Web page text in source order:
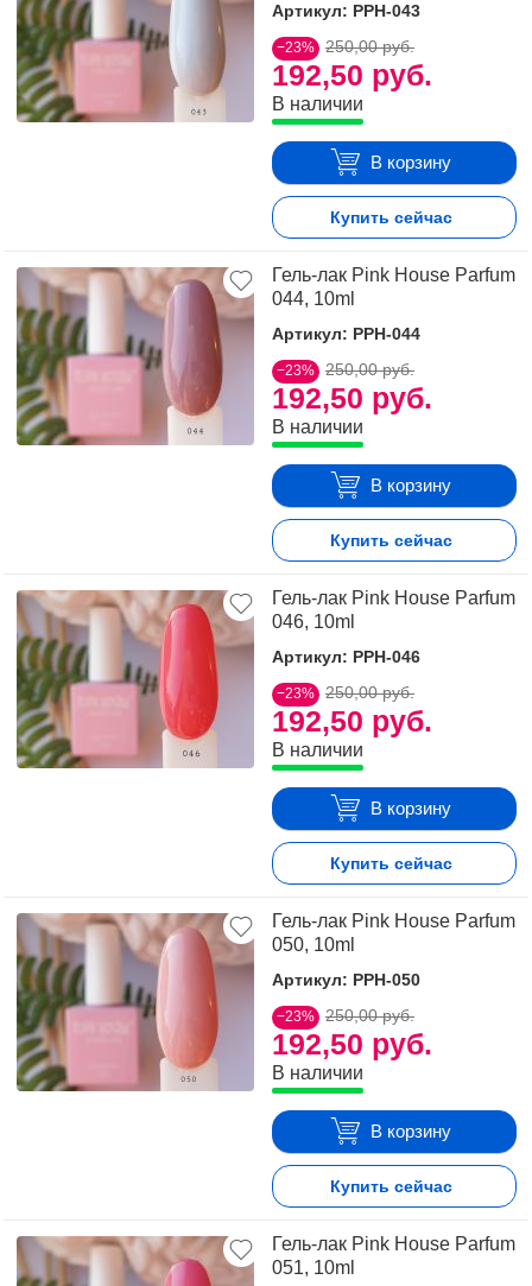
Артикул: PPH-043
−23%
192,50 руб.
250,00 руб.
В наличии
В корзину
Купить сейчас
Гель-лак Pink House Parfum
044, 10ml
Артикул: PPH-044
−23%
192,50 руб.
250,00 руб.
В наличии
В корзину
Купить сейчас
Гель-лак Pink House Parfum
046, 10ml
Артикул: PPH-046
−23%
192,50 руб.
250,00 руб.
В наличии
В корзину
Купить сейчас
Гель-лак Pink House Parfum
050, 10ml
Артикул: PPH-050
−23%
192,50 руб.
250,00 руб.
В наличии
В корзину
Купить сейчас
Гель-лак Pink House Parfum
051, 10ml